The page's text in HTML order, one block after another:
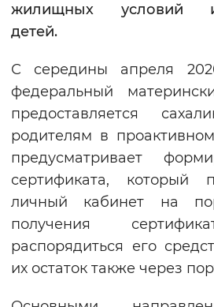
Звуковой
Воспроизвести
Вернуть
жилищных условий
детей.
С середины апреля
федеральный
предоставляется
родителям в
предусматривает
сертификата, который
личный кабинет на
получения
распорядиться его
их остаток также через